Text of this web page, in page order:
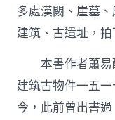
多處漢闕、崖墓
建筑、古遺址，
本書作者蕭
建筑古物件一五
今，此前曾出書